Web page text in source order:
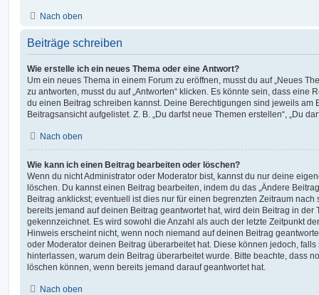
Nach oben
Beiträge schreiben
Wie erstelle ich ein neues Thema oder eine Antwort?
Um ein neues Thema in einem Forum zu eröffnen, musst du auf „Neues
zu antworten, musst du auf „Antworten“ klicken. Es könnte sein, dass eine
du einen Beitrag schreiben kannst. Deine Berechtigungen sind jeweils am
Beitragsansicht aufgelistet. Z. B. „Du darfst neue Themen erstellen“, „Du
Nach oben
Wie kann ich einen Beitrag bearbeiten oder löschen?
Wenn du nicht Administrator oder Moderator bist, kannst du nur deine
löschen. Du kannst einen Beitrag bearbeiten, indem du das „Ändere
Beitrag anklickst; eventuell ist dies nur für einen begrenzten Zeitraum
bereits jemand auf deinen Beitrag geantwortet hat, wird dein Beitrag in der
gekennzeichnet. Es wird sowohl die Anzahl als auch der letzte Zeitpunkt
Hinweis erscheint nicht, wenn noch niemand auf deinen Beitrag
oder Moderator deinen Beitrag überarbeitet hat. Diese können jedoch,
hinterlassen, warum dein Beitrag überarbeitet wurde. Bitte beachte, dass
löschen können, wenn bereits jemand darauf geantwortet hat.
Nach oben